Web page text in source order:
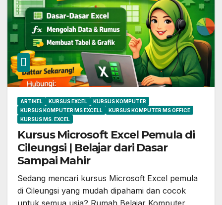
ARTIKEL KURSUS EXCEL
KURSUS KOMPUTER
KURSUS KOMPUTER MS EXCELL
KURSUS KOMPUTER MS OFFICE
KURSUS MS. EXCEL
Kursus Microsoft Excel Pemula di
Cileungsi | Belajar dari Dasar
Sampai Mahir
Sedang mencari kursus Microsoft Excel pemula
di Cileungsi yang mudah dipahami dan cocok